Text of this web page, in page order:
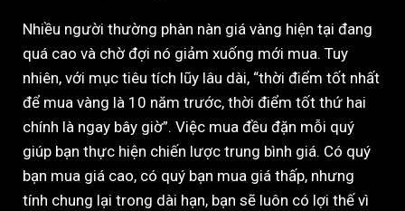
Nhiều người thường phàn nàn giá vàng hiện tại đang
quá cao và chờ đợi nó giảm xuống mới mua. Tuy
nhiên, với mục tiêu tích lũy lâu dài, “thời điểm tốt nhất
để mua vàng là 10 năm trước, thời điểm tốt thứ hai
chính là ngay bây giờ”. Việc mua đều đặn mỗi quý
giúp bạn thực hiện chiến lược trung bình giá. Có quý
bạn mua giá cao, có quý bạn mua giá thấp, nhưng
tính chung lại trong dài hạn, bạn sẽ luôn có lợi thế vì